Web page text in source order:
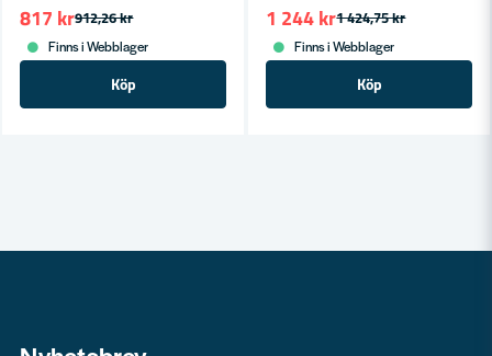
912,26 kr
817 kr
Finns i Webblager
Köp
1 424,75 kr
1 244 kr
Finns i Webblager
Köp